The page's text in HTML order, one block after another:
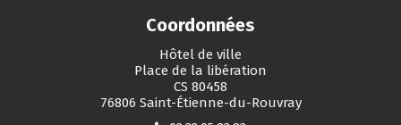
Coordonnées
Hôtel de ville
Place de la libération
CS 80458
76806 Saint-Étienne-du-Rouvray